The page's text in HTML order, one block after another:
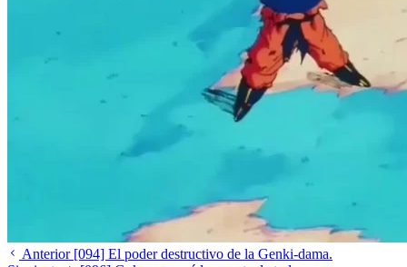
Anterior [094] El poder destructivo de la Genki-dama.